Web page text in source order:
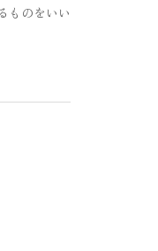
ものをいい